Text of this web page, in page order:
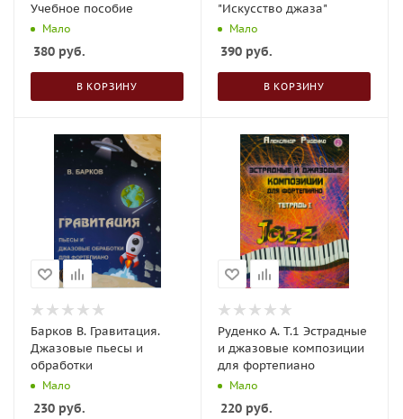
Учебное пособие
Мало
380 руб.
В КОРЗИНУ
"Искусство джаза"
Мало
390 руб.
В КОРЗИНУ
Барков В. Гравитация.
Джазовые пьесы и
обработки
Мало
230 руб.
Руденко А. Т.1 Эстрадные
и джазовые композиции
для фортепиано
Мало
220 руб.